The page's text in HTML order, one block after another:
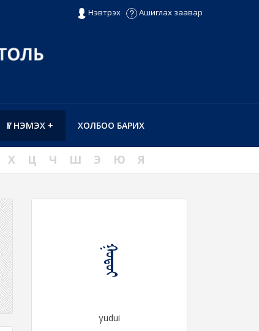
Нэвтрэх Ашиглах заавар
ХОЛБОО БАРИХ
ҮГ НЭМЭХ +
Х Ц Ч Ш Э Ю Я
ᠭᠤᠳᠤᠢ
γudui